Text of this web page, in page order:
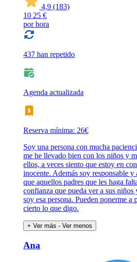
4,9 (183)
10 25 €
por hora
437 han repetido
Agenda actualizada
Reserva mínima: 26€
Soy una persona con mucha
me he llevado bien con los niños y
ellos, a veces siento que estoy en
inocente. Además soy responsable
que aquellos padres que les haga
confianza que pueda ver a sus niños
soy esa persona. Pueden ponerme a
cierto lo que digo.
+ Ver más - Ver menos
Ana